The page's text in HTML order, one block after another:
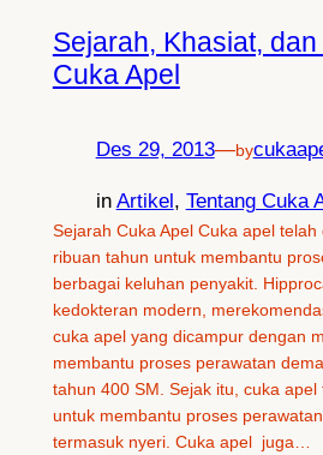
Sejarah, Khasiat,
Cuka Apel
Des 29, 2013—by
in Artikel , Tentang Cuka
Sejarah Cuka Apel Cuka apel
ribuan tahun untuk membantu
berbagai keluhan penyakit.
kedokteran modern,
cuka apel yang dicampur dengan
membantu proses perawatan
tahun 400 SM. Sejak itu, cuka apel
untuk membantu proses
termasuk nyeri. Cuka apel juga…